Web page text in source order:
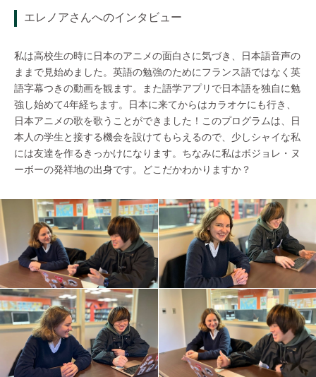
エレノアさんへのインタビュー
私は高校生の時に日本のアニメの面白さに気づき、日本語音声の
ままで見始めました。英語の勉強のためにフランス語ではなく英
語字幕つきの動画を観ます。また語学アプリで日本語を独自に勉
強し始めて4年経ちます。日本に来てからはカラオケにも行き、
日本アニメの歌を歌うことができました！このプログラムは、日
本人の学生と接する機会を設けてもらえるので、少しシャイな私
には友達を作るきっかけになります。ちなみに私はボジョレ・ヌ
ーボーの発祥地の出身です。どこだかわかりますか？